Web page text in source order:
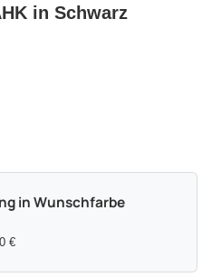
in Schwarz
in Wunschfarbe
€